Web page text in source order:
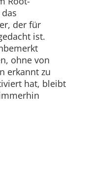
der für
ist.
ohne von
erkannt zu
hat, bleibt